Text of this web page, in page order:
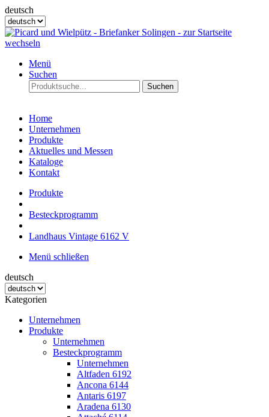
deutsch
Menü
Suchen
Suchen
Home
Unternehmen
Produkte
Aktuelles und Messen
Kataloge
Kontakt
Produkte
Besteckprogramm
Landhaus Vintage 6162 V
Menü schließen
deutsch
Kategorien
Unternehmen
Produkte
Unternehmen
Besteckprogramm
Unternehmen
Altfaden 6192
Ancona 6144
Antaris 6197
Aradena 6130